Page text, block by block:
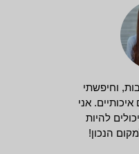
וחיפשתי
אני
להיות
הנכון!